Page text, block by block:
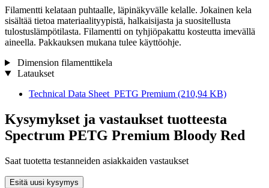
Filamentti kelataan puhtaalle, läpinäkyvälle kelalle. Jokainen kela
sisältää tietoa materiaalityypistä, halkaisijasta ja suositellusta
tulostuslämpötilasta. Filamentti on tyhjiöpakattu kosteutta imevällä
aineella. Pakkauksen mukana tulee käyttöohje.
Dimension filamenttikela
Lataukset
Technical Data Sheet_PETG Premium (210,94 KB)
Kysymykset ja vastaukset tuotteesta
Spectrum PETG Premium Bloody Red
Saat tuotetta testanneiden asiakkaiden vastaukset
Esitä uusi kysymys